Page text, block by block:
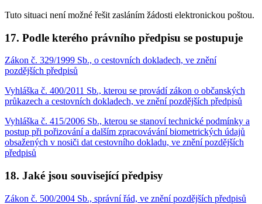
Tuto situaci není možné řešit zasláním žádosti elektronickou poštou.
17. Podle kterého právního předpisu se postupuje
Zákon č. 329/1999 Sb., o cestovních dokladech, ve znění
pozdějších předpisů
Vyhláška č. 400/2011 Sb., kterou se provádí zákon o občanských
průkazech a cestovních dokladech, ve znění pozdějších předpisů
Vyhláška č. 415/2006 Sb., kterou se stanoví technické podmínky a
postup při pořizování a dalším zpracovávání biometrických údajů
obsažených v nosiči dat cestovního dokladu, ve znění pozdějších
předpisů
18. Jaké jsou související předpisy
Zákon č. 500/2004 Sb., správní řád, ve znění pozdějších předpisů